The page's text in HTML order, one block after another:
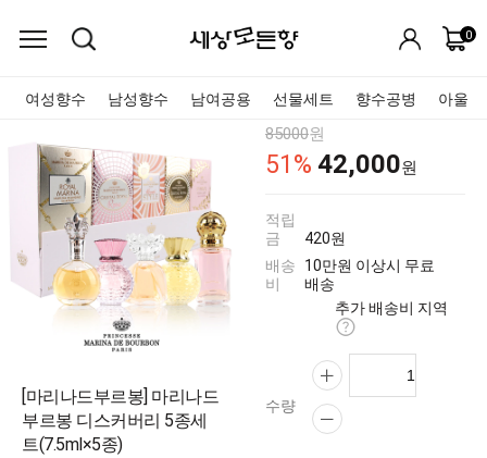
0
여성향수 남성향수 남여공용 선물세트 향수공병 아울렛
[마리나드부르봉] 마리나드
부르봉 디스커버리 5종세
트(7.5ml×5종)
85000원
51 % 42,000원
적립
금
420원
배송
비
10만원 이상시 무료
배송
추가 배송비 지역
수량